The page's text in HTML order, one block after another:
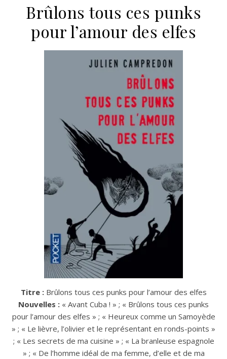
Brûlons tous ces punks
pour l’amour des elfes
Titre : Brûlons tous ces punks pour l’amour des elfes
Nouvelles : « Avant Cuba ! » ; « Brûlons tous ces punks
pour l’amour des elfes » ; « Heureux comme un Samoyède
» ; « Le lièvre, l’olivier et le représentant en ronds-points »
; « Les secrets de ma cuisine » ; « La branleuse espagnole
» ; « De l’homme idéal de ma femme, d’elle et de ma